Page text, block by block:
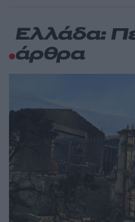
Ελλάδα:
άρθρα